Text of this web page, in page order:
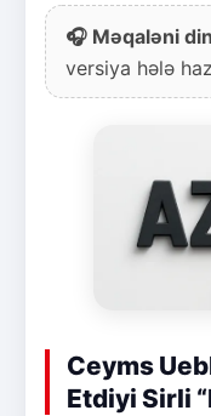
🎧 Məqaləni
versiya hələ
Ceyms
Etdiyi Sirli